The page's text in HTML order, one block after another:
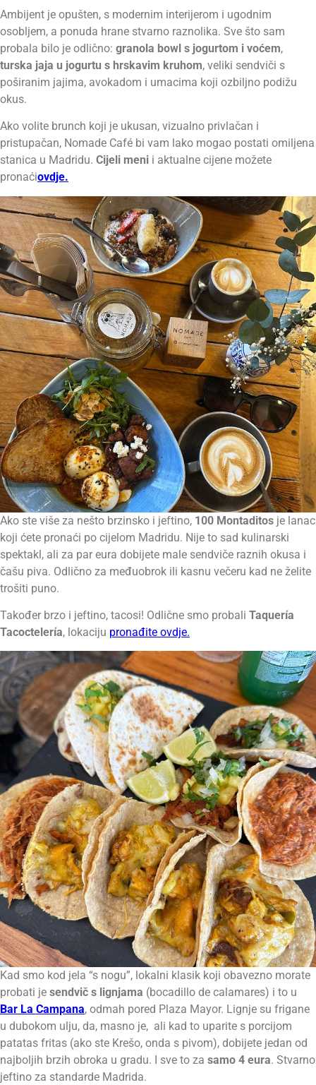
Ambijent je opušten, s modernim interijerom i ugodnim
osobljem, a ponuda hrane stvarno raznolika. Sve što sam
probala bilo je odlično: granola bowl s jogurtom i voćem,
turska jaja u jogurtu s hrskavim kruhom, veliki sendviči s
poširanim jajima, avokadom i umacima koji ozbiljno podižu
okus.
Ako volite brunch koji je ukusan, vizualno privlačan i
pristupačan, Nomade Café bi vam lako mogao postati omiljena
stanica u Madridu. Cijeli meni i aktualne cijene možete
pronaćiovdje.
Ako ste više za nešto brzinsko i jeftino, 100 Montaditos je lanac
koji ćete pronaći po cijelom Madridu. Nije to sad kulinarski
spektakl, ali za par eura dobijete male sendviče raznih okusa i
čašu piva. Odlično za međuobrok ili kasnu večeru kad ne želite
trošiti puno.
Također brzo i jeftino, tacosi! Odlične smo probali Taquería
Tacoctelería, lokaciju pronađite ovdje.
Kad smo kod jela “s nogu”, lokalni klasik koji obavezno morate
probati je sendvič s lignjama (bocadillo de calamares) i to u
Bar La Campana, odmah pored Plaza Mayor. Lignje su frigane
u dubokom ulju, da, masno je, ali kad to uparite s porcijom
patatas fritas (ako ste Krešo, onda s pivom), dobijete jedan od
najboljih brzih obroka u gradu. I sve to za samo 4 eura. Stvarno
jeftino za standarde Madrida.